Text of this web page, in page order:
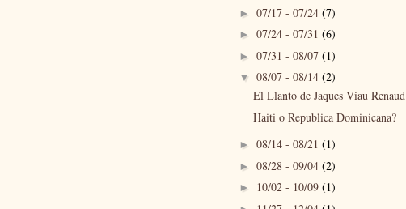
► 07/17 - 07/24 (7)
► 07/24 - 07/31 (6)
► 07/31 - 08/07 (1)
▼ 08/07 - 08/14 (2)
El Llanto de Jaques Viau Renaud
Haiti o Republica Dominicana?
► 08/14 - 08/21 (1)
► 08/28 - 09/04 (2)
► 10/02 - 10/09 (1)